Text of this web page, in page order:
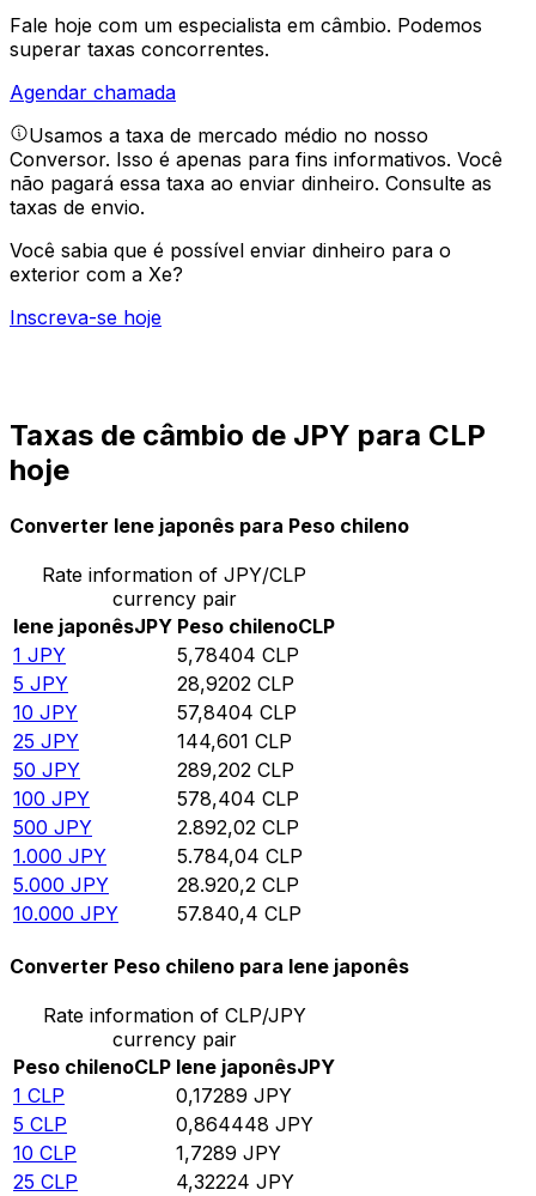
Fale hoje com um especialista em câmbio. Podemos
superar taxas concorrentes.
Agendar chamada
Usamos a taxa de mercado médio no nosso
Conversor. Isso é apenas para fins informativos. Você
não pagará essa taxa ao enviar dinheiro. Consulte as
taxas de envio.
Você sabia que é possível enviar dinheiro para o
exterior com a Xe?
Inscreva-se hoje
Taxas de câmbio de JPY para CLP
hoje
Converter Iene japonês para Peso chileno
Rate information of JPY/CLP
currency pair
Iene japonêsJPY Peso chilenoCLP
1 JPY 5,78404 CLP
5 JPY 28,9202 CLP
10 JPY 57,8404 CLP
25 JPY 144,601 CLP
50 JPY 289,202 CLP
100 JPY 578,404 CLP
500 JPY 2.892,02 CLP
1.000 JPY 5.784,04 CLP
5.000 JPY 28.920,2 CLP
10.000 JPY 57.840,4 CLP
Converter Peso chileno para Iene japonês
Rate information of CLP/JPY
currency pair
Peso chilenoCLP Iene japonêsJPY
1 CLP 0,17289 JPY
5 CLP 0,864448 JPY
10 CLP 1,7289 JPY
25 CLP 4,32224 JPY